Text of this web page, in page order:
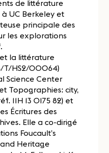
de littérature
UC Berkeley et
principale des
les explorations
la littérature
T/HS2/00064)
Science Center
Topographies: city,
11H 13 0175 82) et
Écritures des
Elle a co-dirigé
Foucault’s
Heritage